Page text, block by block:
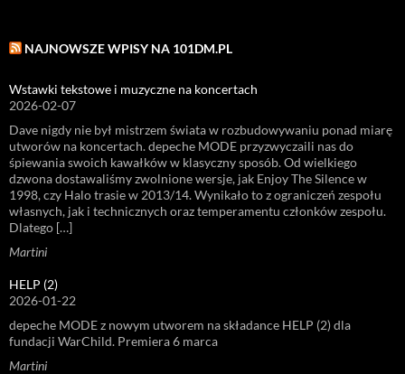
NAJNOWSZE WPISY NA 101DM.PL
Wstawki tekstowe i muzyczne na koncertach
2026-02-07
Dave nigdy nie był mistrzem świata w rozbudowywaniu ponad miarę
utworów na koncertach. depeche MODE przyzwyczaili nas do
śpiewania swoich kawałków w klasyczny sposób. Od wielkiego
dzwona dostawaliśmy zwolnione wersje, jak Enjoy The Silence w
1998, czy Halo trasie w 2013/14. Wynikało to z ograniczeń zespołu
własnych, jak i technicznych oraz temperamentu członków zespołu.
Dlatego […]
Martini
HELP (2)
2026-01-22
depeche MODE z nowym utworem na składance HELP (2) dla
fundacji WarChild. Premiera 6 marca
Martini